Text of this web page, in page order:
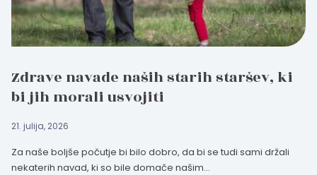
Zdrave navade naših starih staršev, ki
bi jih morali usvojiti
21. julija, 2026
Za naše boljše počutje bi bilo dobro, da bi se tudi sami držali
nekaterih navad, ki so bile domače našim...